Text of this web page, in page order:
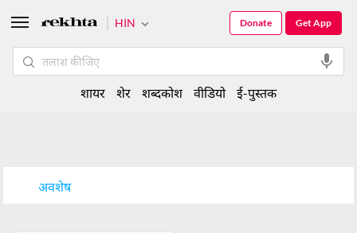
अवशेष
HIN Get App
Donate
शायर शेर शब्दकोश वीडियो ई-पुस्तक